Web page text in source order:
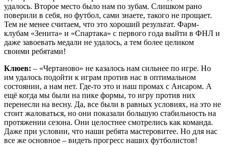
удалось. Второе место было нам по зубам. Слишком рано
поверили в себя, но футбол, сами знаете, такого не прощает.
Тем не менее считаем, что это хороший результат. Фарм-
клубам «Зенита» и «Спартака» с первого года выйти в ФНЛ и
даже завоевать медали не удалось, а тем более целиком
своими ребятами!
Клюев: – «Чертаново» не казалось нам сильнее по игре. Но
им удалось подойти к играм против нас в оптимальном
состоянии, а нам нет. Где-то это и наш промах с Ансаром. А
ещё когда мы были на пике формы, то игру против них
перенесли на весну. Да, все были в равных условиях, на это не
стоит жаловаться, но они показали большую стабильность на
протяжении сезона. Они целостнее смотрелись как команда.
Даже при условии, что наши ребята мастеровитее. Но для нас
все же основное – видеть прогресс наших футболистов!